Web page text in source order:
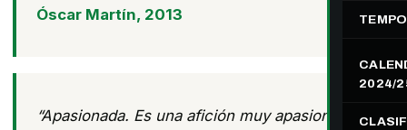
2024/
Óscar Martín, 2013
“Apasionada. Es una afición muy apasionada.”